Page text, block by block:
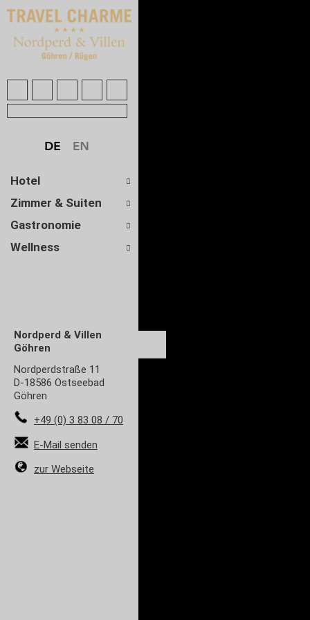
Hotel
Zimmer & Suiten
Gastronomie
Wellness
Nordperd & Villen
Göhren
Nordperdstraße 11
D-18586 Ostseebad
Göhren
+49 (0) 3 83 08 / 70
E-Mail senden
zur Webseite